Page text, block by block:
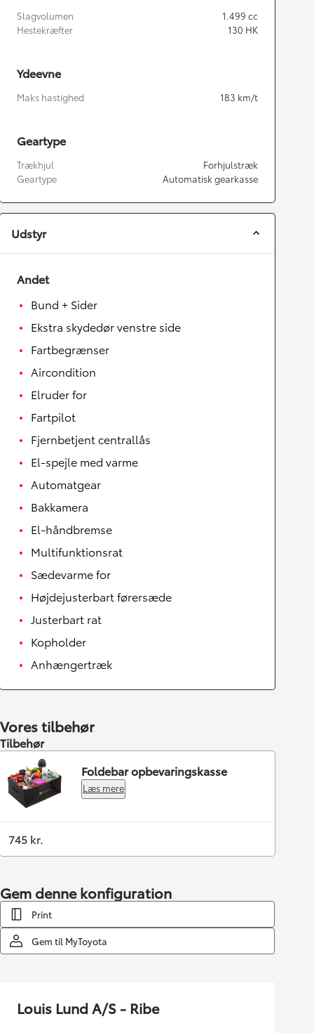
Slagvolumen 1.499 cc
Hestekræfter
130 HK
Ydeevne
Maks hastighed 183 km/t
Geartype
Trækhjul
Forhjulstræk
Geartype
Automatisk gearkasse
Udstyr
Andet
Bund + Sider
Ekstra skydedør venstre side
Fartbegrænser
Aircondition
Elruder for
Fartpilot
Fjernbetjent centrallås
El-spejle med varme
Automatgear
Bakkamera
El-håndbremse
Multifunktionsrat
Sædevarme for
Højdejusterbart førersæde
Justerbart rat
Kopholder
Anhængertræk
Vores tilbehør
Tilbehør
Foldebar opbevaringskasse
Læs mere
745 kr.
Gem denne konfiguration
Print
Gem til MyToyota
Louis Lund A/S - Ribe